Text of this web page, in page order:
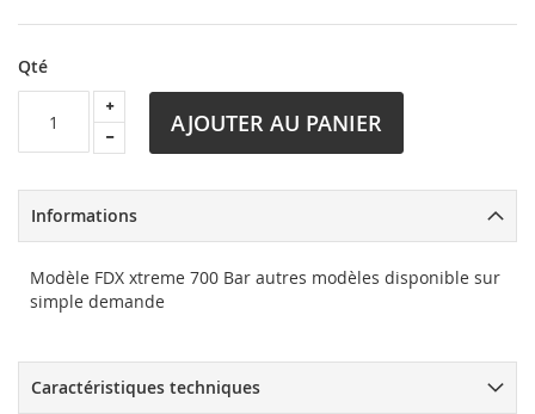
Qté
AJOUTER AU PANIER
Informations
Modèle FDX xtreme 700 Bar autres modèles disponible sur
simple demande
Caractéristiques techniques